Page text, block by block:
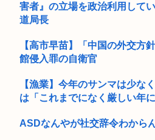
会社にいるアラサーの29歳の女がき
中部各地に危険度「Sランク」断層
でなく...
無失...
ロボ作品...
害者』の立場を政治利用して
道局長
【高市早苗】「中国の外交方
館侵入罪の自衛官
【漁業】今年のサンマは少な
は「これまでになく厳しい年に
ASDなんやが社交辞令わから